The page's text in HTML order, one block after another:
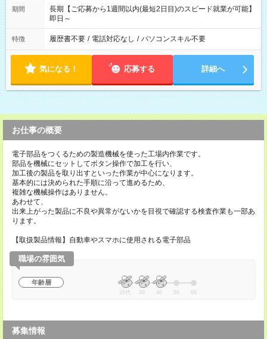
期間
長期【ご応募から1週間以内(最短2日目)のスピード就業が可能】
即日～
特徴 履歴書不要 / 電話対応なし / パソコンスキル不要
気になる！ 応募する 詳細へ
お仕事の概要
電子部品をつくるための製造機械を使った工場内作業です。
部品を機械にセットしてボタン操作で加工を行い、
加工後の製品を取り出すといった作業が中心になります。
基本的には決められた手順に沿って進めるため、
複雑な機械操作はありません。
あわせて、
出来上がった製品に不良や異常がないかを目視で確認する検査作業も一部あ
ります。
【取扱製品情報】自動車やスマホに使用される電子部品
職場の雰囲気
年齢層
20代 30 40 50 60
募集情報